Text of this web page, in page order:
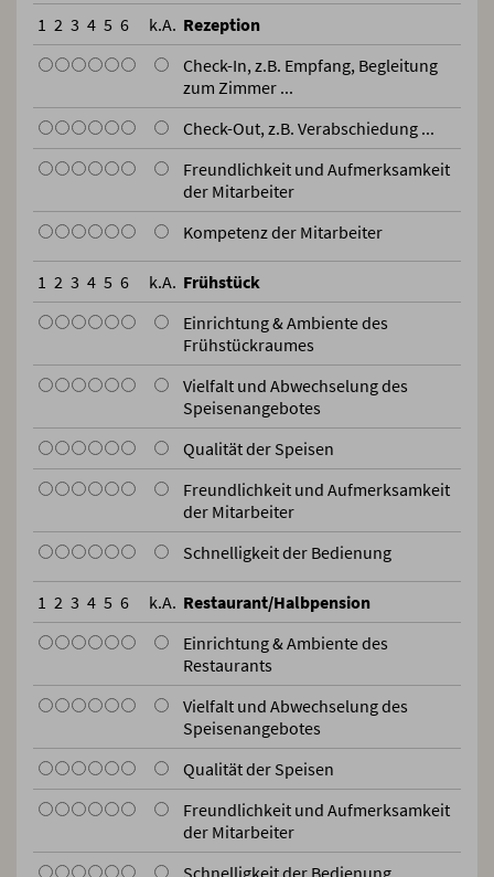
1 2 3 4 5 6 k.A. Rezeption
Check-In, z.B. Empfang, Begleitung
zum Zimmer ...
Check-Out, z.B. Verabschiedung ...
Freundlichkeit und Aufmerksamkeit
der Mitarbeiter
Kompetenz der Mitarbeiter
1 2 3 4 5 6 k.A. Frühstück
Einrichtung & Ambiente des
Frühstückraumes
Vielfalt und Abwechselung des
Speisenangebotes
Qualität der Speisen
Freundlichkeit und Aufmerksamkeit
der Mitarbeiter
Schnelligkeit der Bedienung
1 2 3 4 5 6 k.A. Restaurant/Halbpension
Einrichtung & Ambiente des
Restaurants
Vielfalt und Abwechselung des
Speisenangebotes
Qualität der Speisen
Freundlichkeit und Aufmerksamkeit
der Mitarbeiter
Schnelligkeit der Bedienung